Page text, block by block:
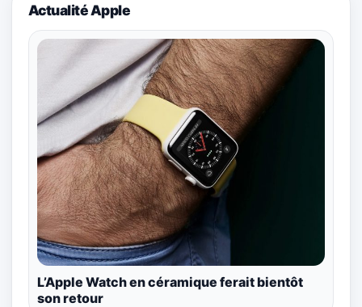
Actualité Apple
L’Apple Watch en céramique ferait bientôt
son retour